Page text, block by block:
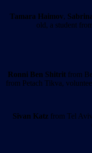
Tamara Haimov,
old, a student
Ronni Ben Shitritfrom
from Petach Tikva,
Sivan Katzfrom Tel